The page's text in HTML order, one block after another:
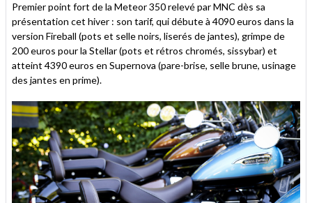
Premier point fort de la Meteor 350 relevé par MNC dès sa
présentation cet hiver : son tarif, qui débute à 4090 euros dans la
version Fireball (pots et selle noirs, liserés de jantes), grimpe de
200 euros pour la Stellar (pots et rétros chromés, sissybar) et
atteint 4390 euros en Supernova (pare-brise, selle brune, usinage
des jantes en prime).